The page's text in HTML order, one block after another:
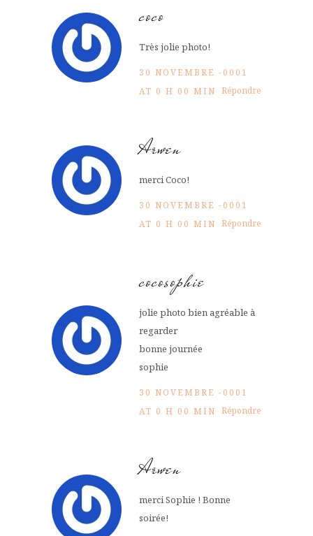
coco
Très jolie photo!
30 NOVEMBRE -0001
AT 0 H 00 MIN Répondre
Arwen
merci Coco!
30 NOVEMBRE -0001
AT 0 H 00 MIN Répondre
cocosophie
jolie photo bien agréable à
regarder
bonne journée
sophie
30 NOVEMBRE -0001
AT 0 H 00 MIN Répondre
Arwen
merci Sophie ! Bonne
soirée!